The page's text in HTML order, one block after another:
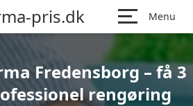
pris.dk Menu
Fredensborg – få 3
rengøring